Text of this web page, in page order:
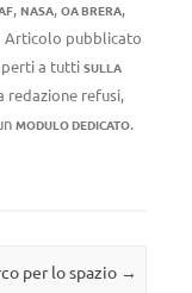
, NASA, OA BRERA,
Articolo pubblicato
a tuttiSULLA
redazione refusi,
MODULO DEDICATO.
per lo spazio →